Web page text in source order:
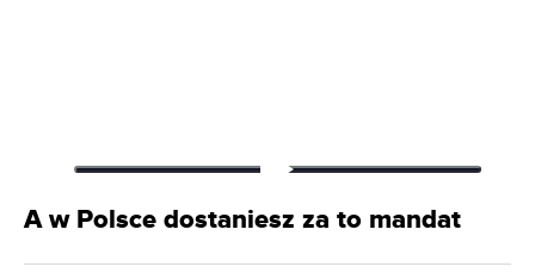
A w Polsce dostaniesz za to mandat